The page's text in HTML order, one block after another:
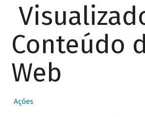
Conteúdo
Web
Ações